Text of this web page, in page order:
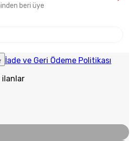
beri üye
İade ve Geri Ödeme Politikası
ilanlar